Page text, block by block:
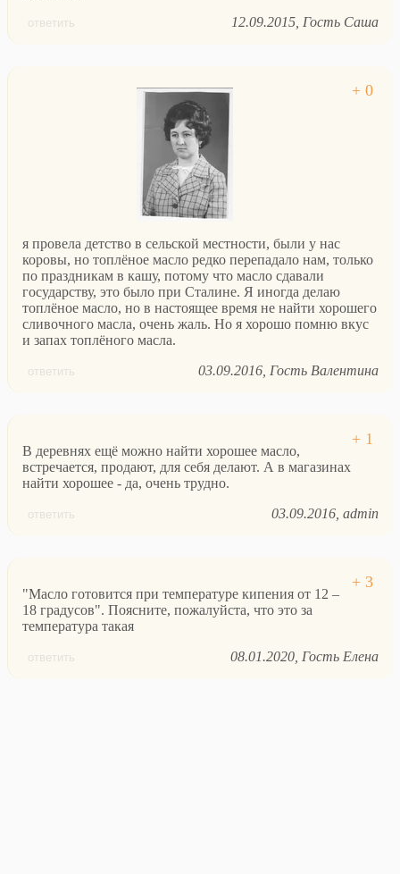
ответить 12.09.2015 Гость Саша
я провела детство в сельской местности, были у нас
коровы, но топлёное масло редко перепадало нам, только
по праздникам в кашу, потому что масло сдавали
государству, это было при Сталине. Я иногда делаю
топлёное масло, но в настоящее время не найти хорошего
сливочного масла, очень жаль. Но я хорошо помню вкус
и запах топлёного масла.
ответить 03.09.2016 Гость Валентина
В деревнях ещё можно найти хорошее масло,
встречается, продают, для себя делают. А в магазинах
найти хорошее - да, очень трудно.
ответить 03.09.2016 admin
"Масло готовится при температуре кипения от 12 –
18 градусов". Поясните, пожалуйста, что это за
температура такая
ответить 08.01.2020 Гость Елена